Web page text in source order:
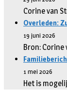
Corine van
Overleden:
19 juni 2026
Bron: Corine
1 mei 2026
Het is